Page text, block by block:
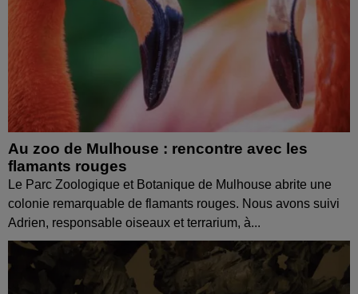
Au zoo de Mulhouse : rencontre avec les
flamants rouges
Le Parc Zoologique et Botanique de Mulhouse abrite une
colonie remarquable de flamants rouges. Nous avons suivi
Adrien, responsable oiseaux et terrarium, à...